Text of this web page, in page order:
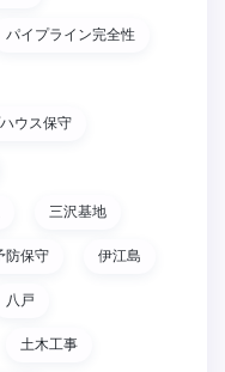
パイプライン完全性
ウス保守
三沢基地
防保守 伊江島
八戸
土木工事